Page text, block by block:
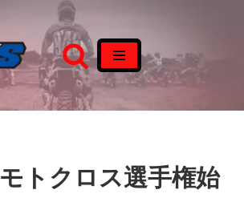
トクロス選手権始